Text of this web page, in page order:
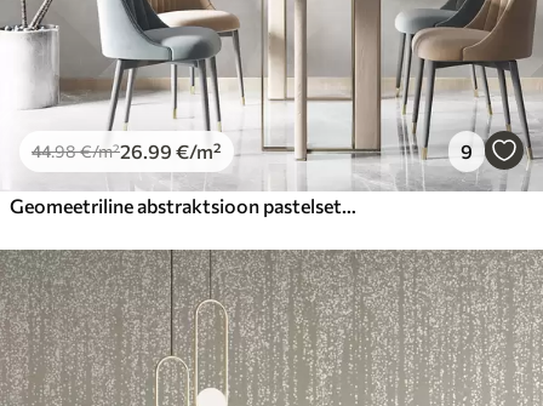
81 49 .00 /m²
44.98€/m²26.99 €/m² 9
Geomeetriline abstraktsioon pastelsetes toonides marmortaustal